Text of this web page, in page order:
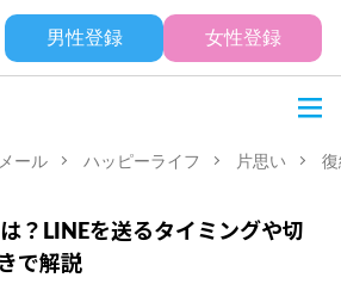
男性登録 女性登録
ール ハッピーライフ 片思い
？LINEを送るタイミングや切
で解説